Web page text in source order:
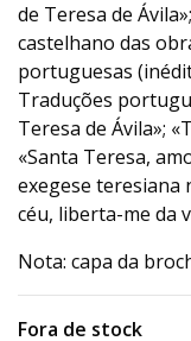
de Teresa de
castelhano das
portuguesas
Traduções
Teresa de Ávila»;
«Santa Teresa,
exegese teresiana
céu, liberta-me da
Nota: capa da
Fora de stock